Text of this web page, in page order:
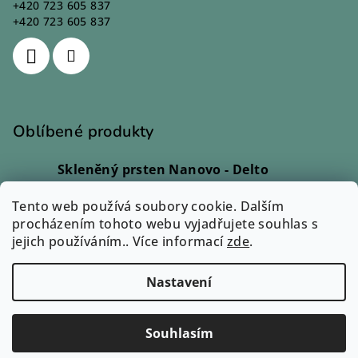
Tento web používá soubory cookie. Dalším
procházením tohoto webu vyjadřujete souhlas s
jejich používáním.. Více informacízde.
Nastavení
Souhlasím
+420 723 605 837
+420 723 605 837
Oblíbené produkty
Skleněný prsten Nanovo - Delto
Skleněný prsten - Lio
Hodnocení produktu je 5 z 5 hvězdiček.
| Monika Svobodová
Skleněný prsten - Rono
Hodnocení produktu je 5 z 5 hvězdiček.
Ilona Dvořáková
Copyright 2026Zuzum.cz. Všechna práva vyhrazena.
Vytvořil Shoptet